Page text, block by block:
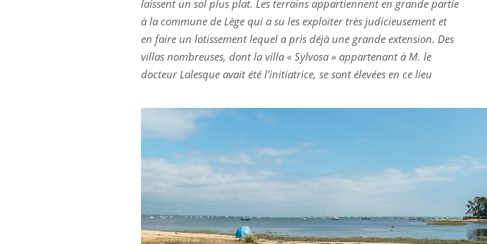
laissent un sol plus plat. Les terrains appartiennent en grande partie
à la commune de Lège qui a su les exploiter très judicieusement et
en faire un lotissement lequel a pris déjà une grande extension. Des
villas nombreuses, dont la villa « Sylvosa » appartenant à M. le
docteur Lalesque avait été l’initiatrice, se sont élevées en ce lieu
plantées d’arbres ont été percées. Un syndicat d’initiative a été fondé
et est intelligemment mené. Enfin, tout concourt à faire de cet
endroit, désert il a 5 ans, une petite ville en formation. On y cultive
la vigne. Sanatorium de La Pignada. Exploitation forestière de Jean